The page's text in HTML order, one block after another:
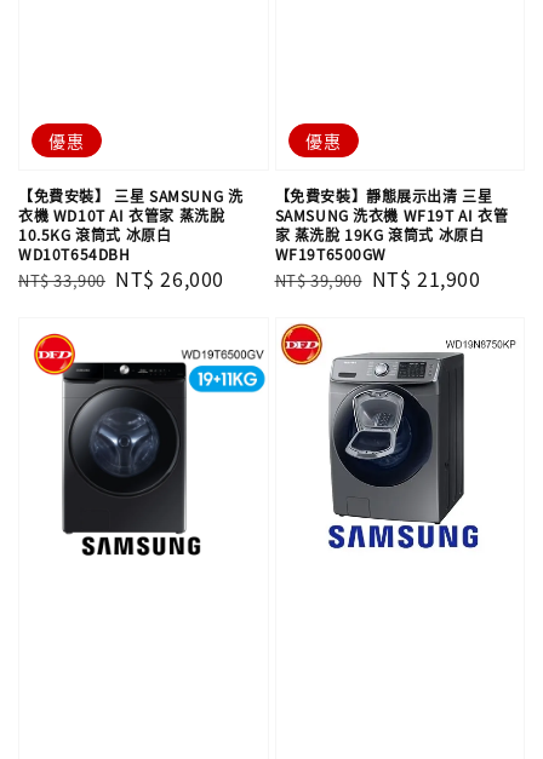
優惠
【免費安裝】 三星 SAMSUNG 洗
衣機 WD10T AI 衣管家 蒸洗脫
10.5KG 滾筒式 冰原白
WD10T654DBH
Regular
NT$ 33,900 Sale
NT$ 26,000
優惠
【免費安裝】靜態展示出清 三星
SAMSUNG 洗衣機 WF19T AI 衣管
家 蒸洗脫 19KG 滾筒式 冰原白
WF19T6500GW
Regular
NT$ 39,900 Sale
NT$ 21,900